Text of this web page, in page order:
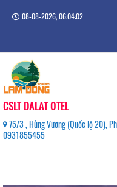
08-08-2026, 06:04:03
CSLT DALAT OTEL
75/3 , Hùng Vương (Quốc lộ 20),
0931855455